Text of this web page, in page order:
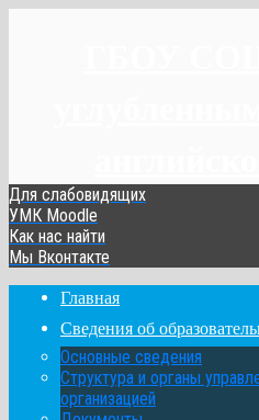
Для слабовидящих
УМК Moodle
Как нас найти
Мы Вконтакте
Главная
Сведения об
Основные сведения
Структура и органы
организацией